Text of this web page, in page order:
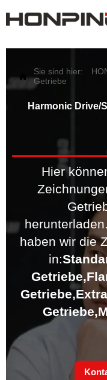
 Sie sind hier:
Getriebe
Harmonic Drive/
Hier
herunterladen.
haben wir die
in:
Getriebe,
Getriebe,
Getriebe,